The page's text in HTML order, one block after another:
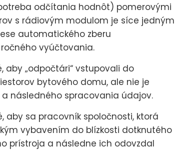
odčítania hodnôt) pomerovými
s rádiovým modulom je síce jedným
automatického zberu
vyúčtovania.
aby „odpočtári“ vstupovali do
bytového domu, ale nie je
následného spracovania údajov.
sa pracovník spoločnosti, ktorá
vybavením do blízkosti dotknutého
prístroja a následne ich odovzdal